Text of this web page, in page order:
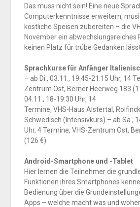
Das muss nicht sein! Eine neue
Computerkenntnisse erweitern,
köstliche Speisen zubereiten – die
November ein abwechslungsreiches
keinen Platz für trübe Gedanken
Sprachkurse für Anfänger
– ab Di., 03.11., 19:45-21:15 Uhr, 14
Zentrum Ost, Berner Heerweg 183
04.11., 18-19:30 Uhr, 14
Termine, VHS-Haus Alstertal,
Schwedisch (Intensivkurs) – ab Sa.,
Uhr, 4 Termine, VHS-Zentrum Ost,
(126 €)
Android-Smartphone und -Tablet
Hier lernen die Teilnehmer die
Funktionen ihres Smartphones
Bedienung über die
Apps – welche macht was und